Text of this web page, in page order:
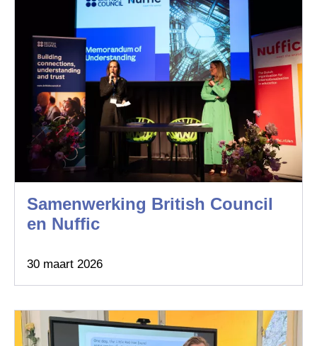
Samenwerking British Council
en Nuffic
30 maart 2026